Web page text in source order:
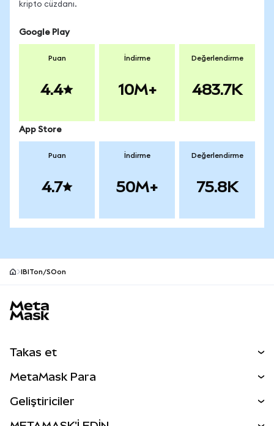
kripto cüzdanı.
Google Play
Puan
4.4
İndirme
10M+
Değerlendirme
483.7K
App Store
Puan
4.7
İndirme
50M+
Değerlendirme
75.8K
IBITon/SOon
Takas et
Perps
MetaMask Para
Geliştiriciler